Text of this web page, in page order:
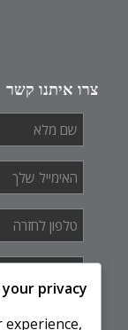
צרו איתנו קשר
שם
מלא *
האימייל
שלך *
טלפון
לחזרה *
איך
יכולים
לך?
privacy